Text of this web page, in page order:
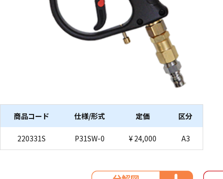
商品コード 仕様/形式 定価 区分
220331S P31SW-0 ¥ 24,000 A3